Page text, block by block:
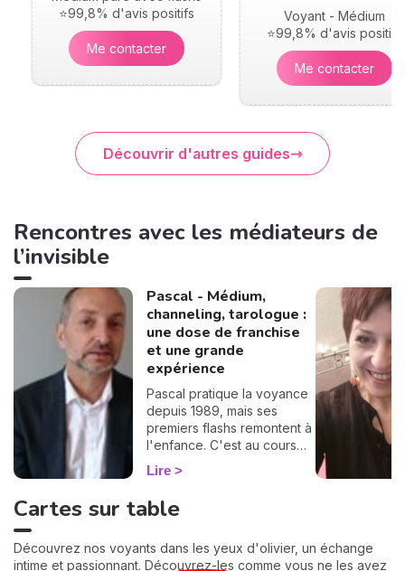
⭐99,8% d'avis positifs
Me contacter
Voyant - Médium
⭐99,8% d'avis positifs
Me contacter
Découvrir d'autres guides
Rencontres avec les médiateurs de
l’invisible
Pascal - Médium,
channeling, tarologue :
une dose de franchise
et une grande
expérience
Pascal pratique la voyance
depuis 1989, mais ses
premiers flashs remontent à
l'enfance. C'est au cours
de ses nombreux voyages
qu'il a, plus encore,
clairvoyance, pour le mettre
consultent. Le moins que
l'on puisse dire, c'est que
Lire
Cartes sur table
Découvrez nos voyants dans les yeux d'olivier, un échange
intime et passionnant. Découvrez-les comme vous ne les avez